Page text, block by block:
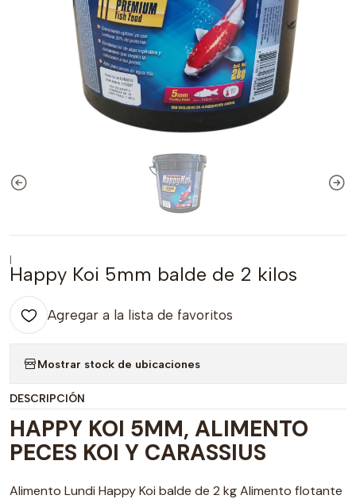
|
Happy Koi 5mm balde de 2 kilos
Agregar a la lista de favoritos
Mostrar stock de ubicaciones
DESCRIPCIÓN
HAPPY KOI 5MM, ALIMENTO
PECES KOI Y CARASSIUS
Alimento Lundi Happy Koi balde de 2 kg Alimento flotante